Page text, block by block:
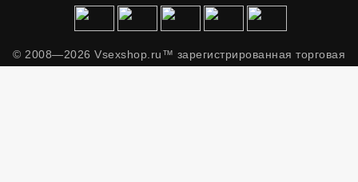
© 2008—2026 Vsexshop.ru™ зарегистрированная торговая